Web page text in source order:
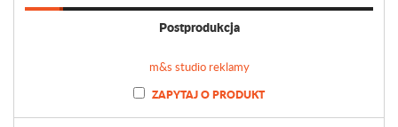
Postprodukcja
m&s studio reklamy
ZAPYTAJ O PRODUKT